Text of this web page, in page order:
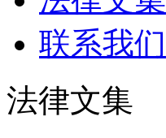
联系我们
法律文集